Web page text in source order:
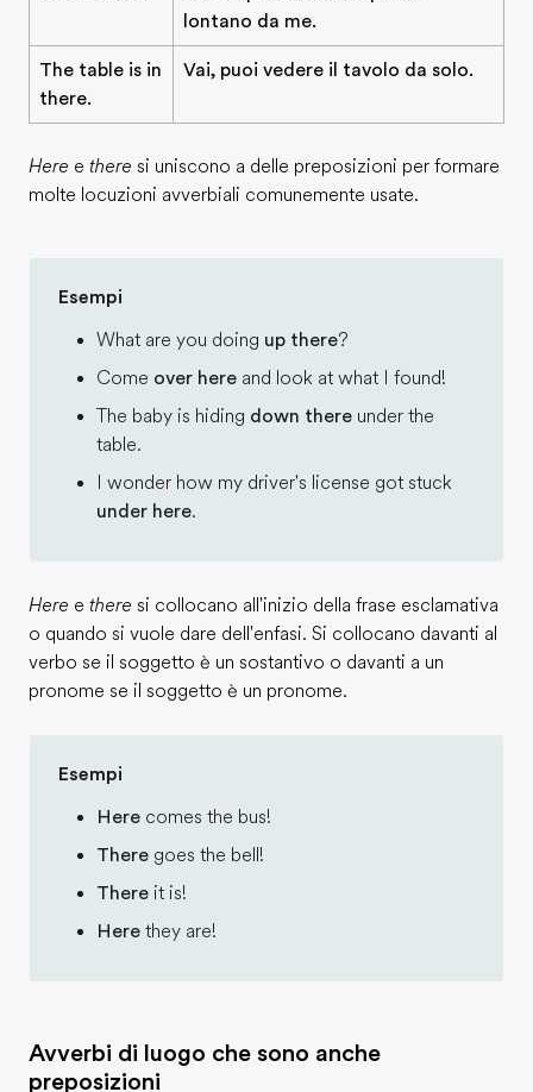
lontano da me.
The table is in
there.
Vai, puoi vedere il tavolo da solo.
Here e there si uniscono a delle preposizioni per formare
molte locuzioni avverbiali comunemente usate.
Esempi
What are you doing up there?
Come over here and look at what I found!
The baby is hiding down there under the
table.
I wonder how my driver's license got stuck
under here.
Here e there si collocano all'inizio della frase esclamativa
o quando si vuole dare dell'enfasi. Si collocano davanti al
verbo se il soggetto è un sostantivo o davanti a un
pronome se il soggetto è un pronome.
Esempi
Here comes the bus!
There goes the bell!
There it is!
Here they are!
Avverbi di luogo che sono anche
preposizioni